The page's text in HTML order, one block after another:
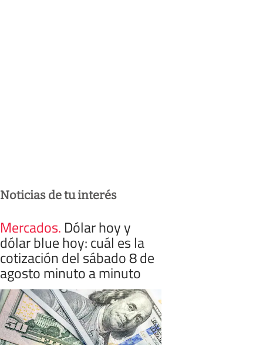
Noticias de tu interés
Mercados. Dólar hoy y
dólar blue hoy: cuál es la
cotización del sábado 8 de
agosto minuto a minuto